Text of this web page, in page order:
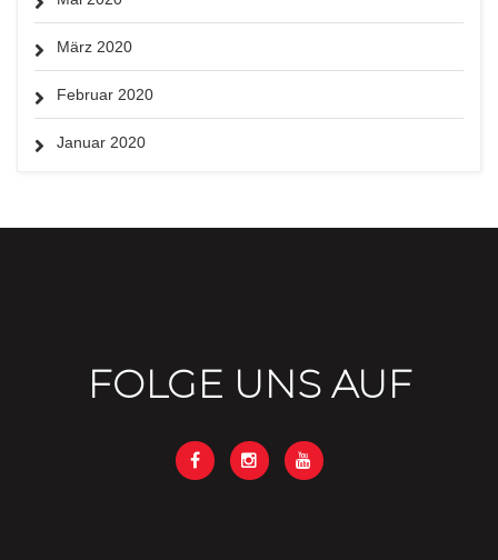
März 2020
Februar 2020
Januar 2020
FOLGE UNS AUF